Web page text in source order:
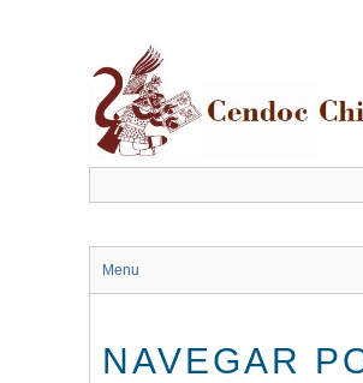
Menu
NAVEGAR